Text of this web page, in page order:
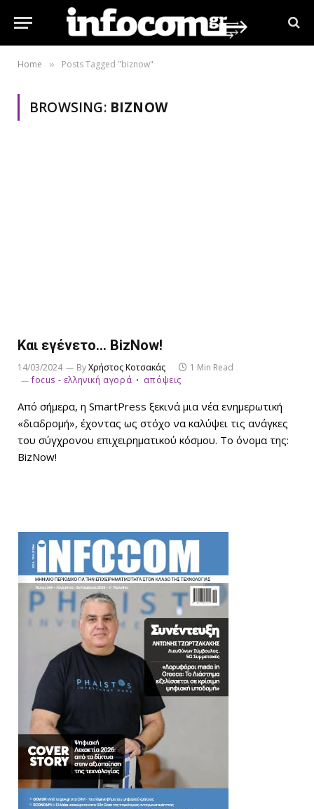
Home » Posts Tagged "biznow"
BROWSING: BIZNOW
Και εγένετο… BizNow!
14/03/2024 ByΧρήστος Κοτσακάς
1 Min Read
focus - ελληνική αγορά
απόψεις
Από σήμερα, η SmartPress ξεκινά μια νέα ενημερωτική
«διαδρομή», έχοντας ως στόχο να καλύψει τις ανάγκες
του σύγχρονου επιχειρηματικού κόσμου. Το όνομα της:
BizNow!